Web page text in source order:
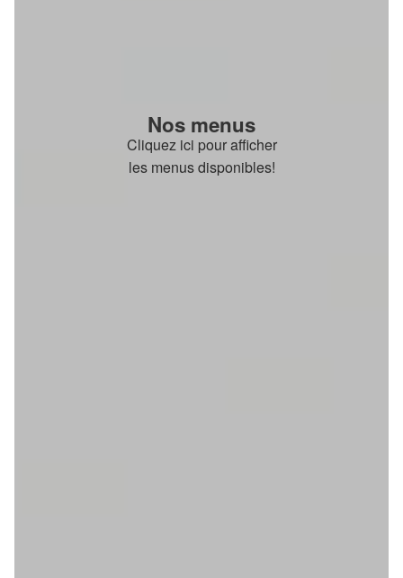
Nos menus
Cliquez ici pour afficher
les menus disponibles!